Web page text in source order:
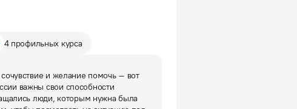
4 профильных курса
и желание помочь – вот
важны свои способности
люди, которым нужна была